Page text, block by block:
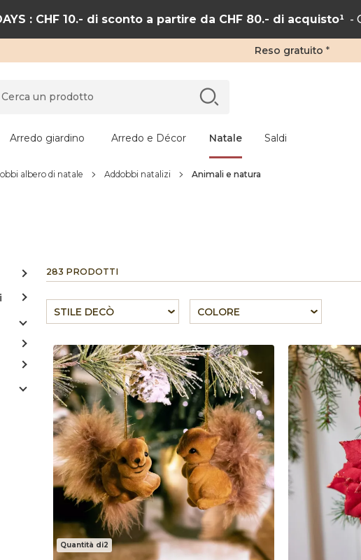
: CHF 10.- di sconto a partire da CHF 80.- di acquisto¹ -
Reso gratuito *
Arredo giardino Arredo e Décor Natale Saldi
albero di natale Addobbi natalizi Animali e natura
283 PRODOTTI
STILE DECÒ COLORE
Quantità di2